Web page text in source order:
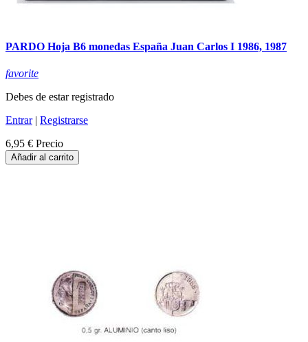
PARDO Hoja B6 monedas España Juan Carlos I 1986, 1987
favorite
Debes de estar registrado
Entrar| Registrarse
6,95 € Precio
Añadir al carrito